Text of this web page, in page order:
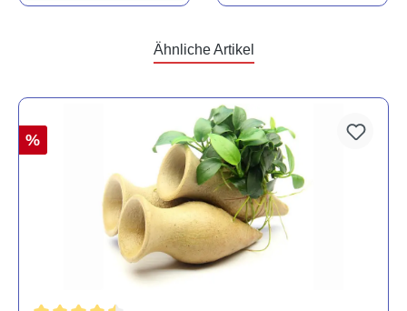
Ähnliche Artikel
%